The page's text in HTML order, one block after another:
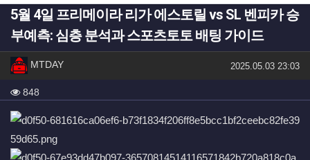
5월 4일 프리메이라 리가 에스토릴 vs SL 벤피카 승
부예측: 심층 분석과 스포츠토토 배팅 가이드
작성자 정보
MTDAY작성 작성일
2025.05.03 23:03
컨텐츠 정보
848
본문